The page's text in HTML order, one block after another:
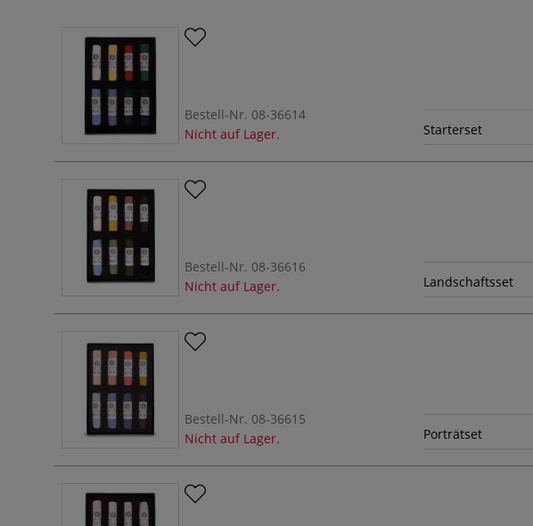
Bestell-Nr. 08-36614
Nicht auf Lager.
Starterset
Bestell-Nr. 08-36616
Nicht auf Lager.
Landschaftsset
Bestell-Nr. 08-36615
Nicht auf Lager.
Porträtset